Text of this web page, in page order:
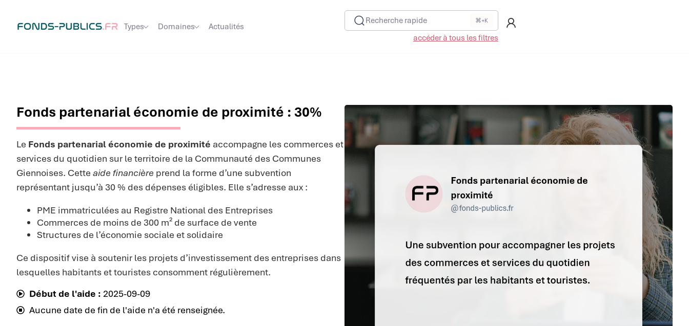
Types Domaines Actualités
Recherche rapide ⌘+K
accéder à tous les filtres
Fonds partenarial économie de proximité : 30%
Le Fonds partenarial économie de proximité accompagne les commerces et
services du quotidien sur le territoire de la Communauté des Communes
Giennoises. Cette aide financière prend la forme d’une subvention
représentant jusqu’à 30 % des dépenses éligibles. Elle s’adresse aux :
PME immatriculées au Registre National des Entreprises
Commerces de moins de 300 m² de surface de vente
Structures de l’économie sociale et solidaire
Ce dispositif vise à soutenir les projets d’investissement des entreprises dans
lesquelles habitants et touristes consomment régulièrement.
Début de l'aide : 2025-09-09
Aucune date de fin de l'aide n'a été renseignée.